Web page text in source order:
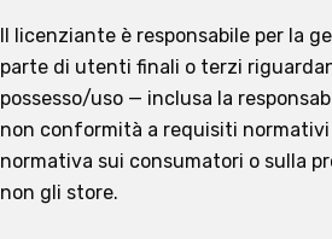
Il licenziante è responsabile per la
parte di utenti finali o terzi
possesso/uso — inclusa la
non conformità a requisiti normativi
normativa sui consumatori o sulla
non gli store.